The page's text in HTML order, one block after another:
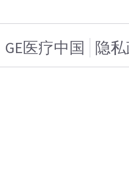
GE医疗中国 隐